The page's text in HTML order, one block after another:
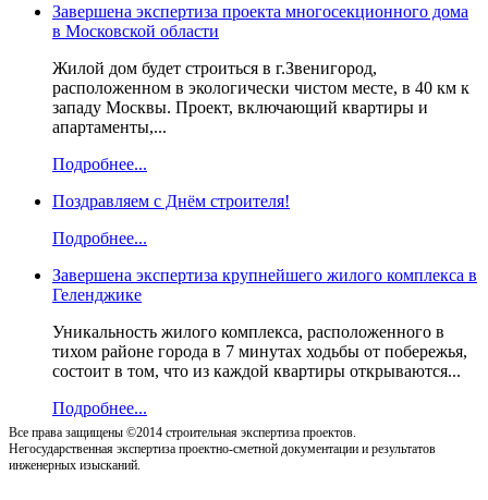
Завершена экспертиза проекта многосекционного дома
в Московской области
Жилой дом будет строиться в г.Звенигород,
расположенном в экологически чистом месте, в 40 км к
западу Москвы. Проект, включающий квартиры и
апартаменты,...
Подробнее...
Поздравляем с Днём строителя!
Подробнее...
Завершена экспертиза крупнейшего жилого комплекса в
Геленджике
Уникальность жилого комплекса, расположенного в
тихом районе города в 7 минутах ходьбы от побережья,
состоит в том, что из каждой квартиры открываются...
Подробнее...
Все права защищены ©2014 строительная экспертиза проектов.
Негосударственная экспертиза проектно-сметной документации и результатов
инженерных изысканий.